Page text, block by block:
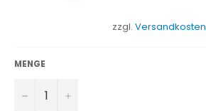
Preis
zzgl. Versandkosten
MENGE
− +